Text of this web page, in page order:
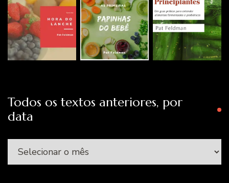
Todos os textos anteriores, por
data
Todos
os